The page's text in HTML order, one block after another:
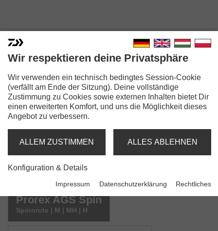
PROREX AGS SPIN
Prorex AGS Spin
Spinnrute | M | MH | H
Wir respektieren deine Privatsphäre
Wir verwenden ein technisch bedingtes Session-Cookie
(verfällt am Ende der Sitzung). Deine vollständige
Zustimmung zu Cookies sowie externen Inhalten bietet Dir
einen erweiterten Komfort, und uns die Möglichkeit dieses
Angebot zu verbessern.
ALLEM ZUSTIMMEN ALLES ABLEHNEN
Konfiguration & Details
Impressum Datenschutzerklärung Rechtliches